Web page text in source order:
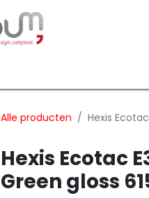
Alle producten Hexis
Hexis Ecotac
Green gloss